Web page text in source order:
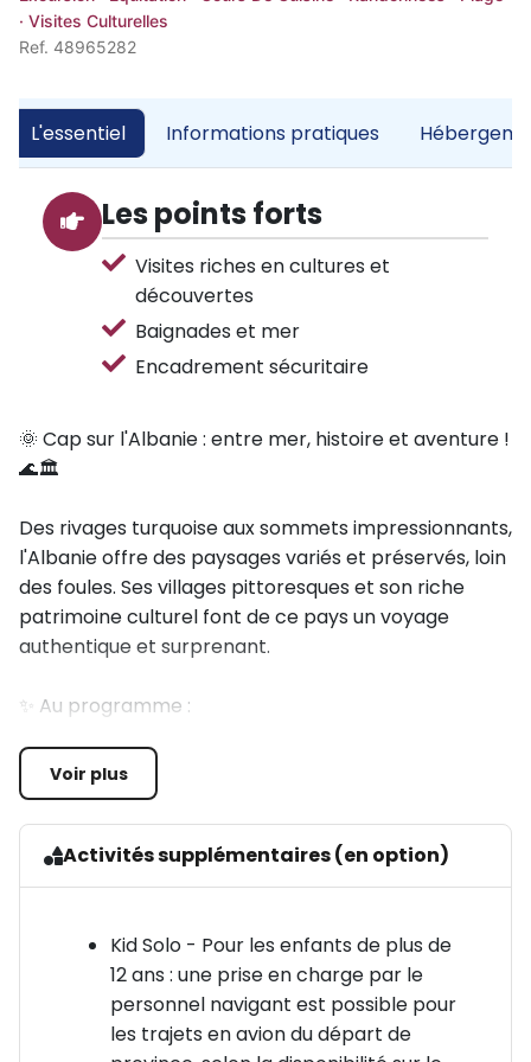
· Visites Culturelles
Ref. 48965282
L'essentiel Informations pratiques
Les points forts
Visites riches en cultures et
découvertes
Baignades et mer
Encadrement sécuritaire
🌞 Cap sur l'Albanie : entre mer, histoire et aventure !
🌊🏛️
Des rivages turquoise aux sommets impressionnants,
l'Albanie offre des paysages variés et préservés, loin
des foules. Ses villages pittoresques et son riche
patrimoine culturel font de ce pays un voyage
authentique et surprenant.
✨ Au programme :
• Durrës : découverte de l'une des plus anciennes
villes d'Albanie, entre vestiges antiques, promenade
maritime animée et longues plages de l'Adriatique.
Un mélange parfait entre culture et détente.
découverte de ses principaux monuments : la
mosquée Et'hem Bey, l'Opéra, la Tour de l'Horloge et
la célèbre Pyramide de Tirana offrant une belle vue
sur la ville.
Voir plus
Activités supplémentaires (en option)
Kid Solo - Pour les enfants de plus de
12 ans : une prise en charge par le
personnel navigant est possible pour
les trajets en avion du départ de